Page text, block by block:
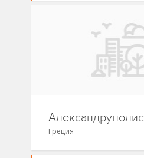
Александруполис
Греция